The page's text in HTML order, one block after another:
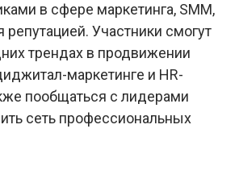
в сфере маркетинга, SMM,
репутацией. Участники смогут
трендах в продвижении
маркетинге и HR-
пообщаться с лидерами
сеть профессиональных